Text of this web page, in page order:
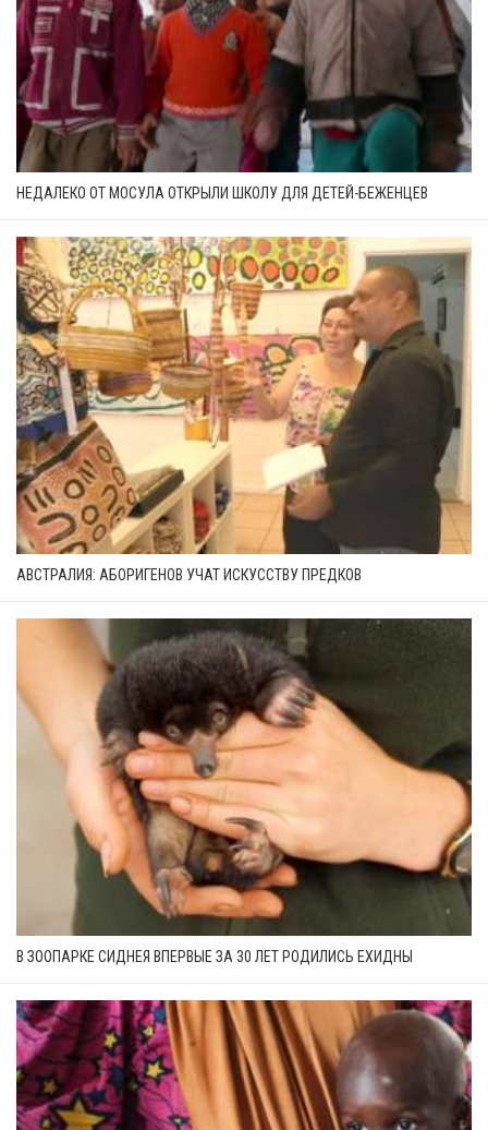
НЕДАЛЕКО ОТ МОСУЛА ОТКРЫЛИ ШКОЛУ ДЛЯ ДЕТЕЙ-БЕЖЕНЦЕВ
АВСТРАЛИЯ: АБОРИГЕНОВ УЧАТ ИСКУССТВУ ПРЕДКОВ
В ЗООПАРКЕ СИДНЕЯ ВПЕРВЫЕ ЗА 30 ЛЕТ РОДИЛИСЬ ЕХИДНЫ